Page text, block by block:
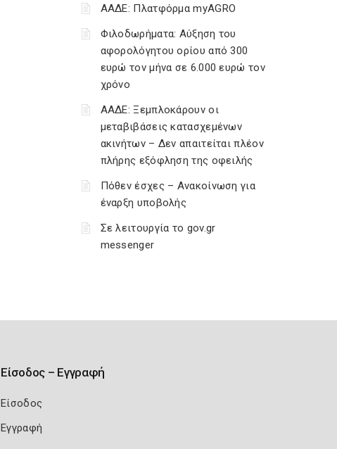
ΑΑΔΕ: Πλατφόρμα myAGRO
Φιλοδωρήματα: Αύξηση του
αφορολόγητου ορίου από 300
ευρώ τον μήνα σε 6.000 ευρώ τον
χρόνο
ΑΑΔΕ: Ξεμπλοκάρουν οι
μεταβιβάσεις κατασχεμένων
ακινήτων – Δεν απαιτείται πλέον
πλήρης εξόφληση της οφειλής
Πόθεν έσχες – Ανακοίνωση για
έναρξη υποβολής
Σε λειτουργία το gov.gr
messenger
Είσοδος – Εγγραφή
Είσοδος
Εγγραφή